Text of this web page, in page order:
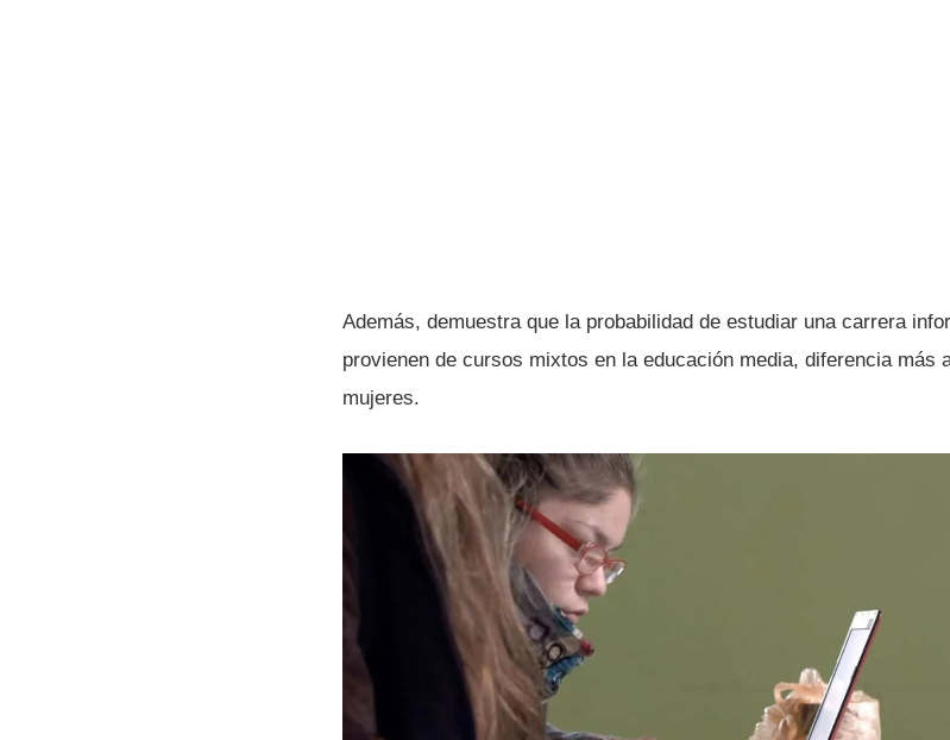
Además, demuestra que la probabilidad de estudiar una carrera
provienen de cursos mixtos en la educación media, diferencia más
mujeres.